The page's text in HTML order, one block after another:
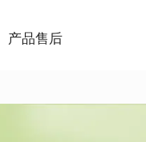
产品售后